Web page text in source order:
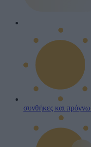
συνθήκες και